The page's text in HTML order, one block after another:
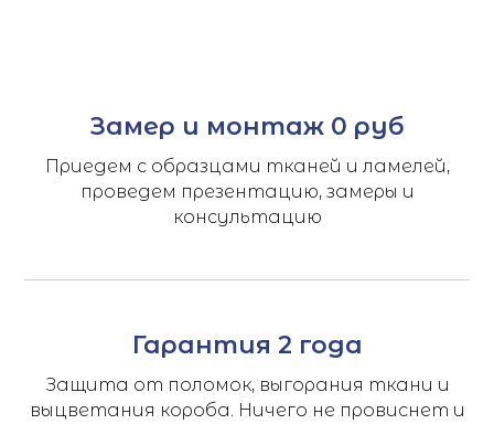
Замер и монтаж 0 руб
Приедем с образцами тканей и ламелей,
проведем презентацию, замеры и
консультацию
Гарантия 2 года
Защита от поломок, выгорания ткани и
выцветания короба. Ничего не провиснет и